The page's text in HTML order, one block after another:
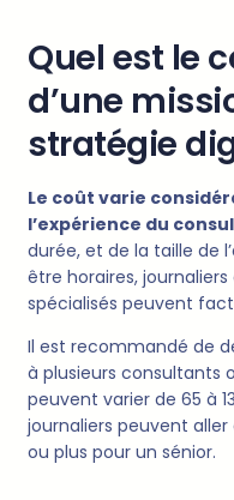
Quel est le
d’une
stratégie
Le coût varie
l’expérience du
durée, et de la taille de
être horaires,
spécialisés peuvent
Il est recommandé de
à plusieurs consultants
peuvent varier de 65 à
journaliers peuvent
ou plus pour un sénior.